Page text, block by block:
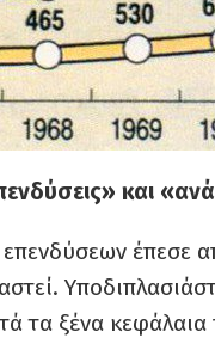
και
έπεσε
τα ξένα